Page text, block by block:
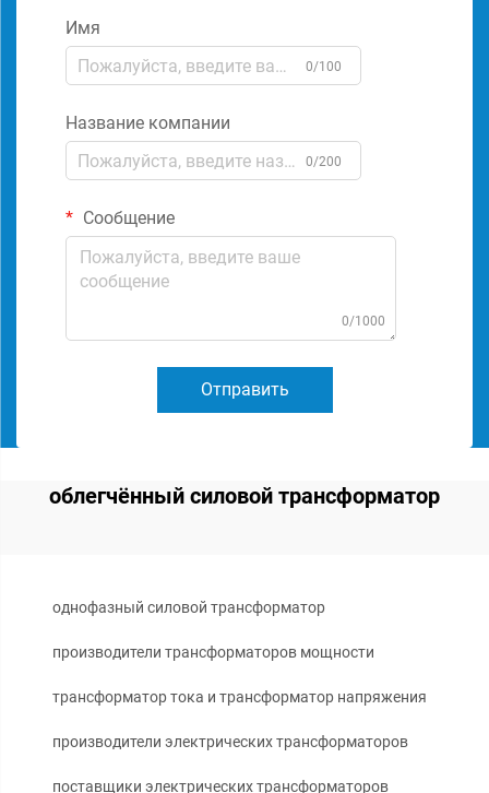
Имя
0/100
Название компании
0/200
Сообщение
0/1000
Отправить
облегчённый силовой трансформатор
однофазный силовой трансформатор
производители трансформаторов мощности
трансформатор тока и трансформатор напряжения
производители электрических трансформаторов
поставщики электрических трансформаторов